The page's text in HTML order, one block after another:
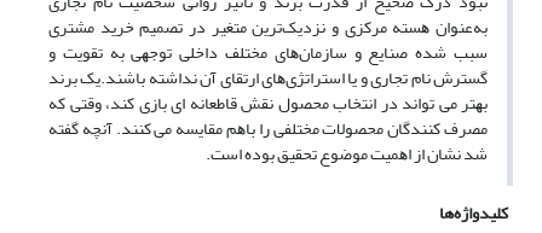
ﺑﻪﻋﻨﻮان ﻫﺴﺘﻪ ﻣﺮﮐﺰی و ﻧﺰدﯾﮏﺗﺮﯾﻦ ﻣﺘﻐﯿﺮ در ﺗﺼﻤﯿﻢ ﺧﺮﯾﺪ ﻣﺸﺘﺮی
ﺳﺒﺐ ﺷﺪه ﺻﻨﺎﯾﻊ و ﺳﺎزﻣﺎنﻫﺎی ﻣﺨﺘﻠﻒ داﺧﻠﯽ ﺗﻮﺟﻬﯽ ﺑﻪ ﺗﻘﻮﯾﺖ و
ﮔﺴﺘﺮش ﻧﺎم ﺗﺠﺎری و ﯾﺎ اﺳﺘﺮاﺗﮋیﻫﺎی ارﺗﻘﺎی آن ﻧﺪاﺷﺘﻪ ﺑﺎﺷﻨﺪ.یک ﺑﺮﻧﺪ
ﺑﻬﺘﺮ ﻣﯽ ﺗﻮاﻧﺪ در اﻧﺘﺨﺎب ﻣﺤﺼﻮل ﻧﻘﺶ ﻗﺎﻃﻌﺎﻧﻪ ای ﺑﺎزی ﮐﻨﺪ، وﻗﺘﯽ ﮐﻪ
ﻣﺼﺮف ﮐﻨﻨﺪﮔﺎن ﻣﺤﺼﻮﻻت ﻣﺨﺘﻠﻔﯽ را ﺑﺎﻫﻢ ﻣﻘﺎﯾﺴﻪ ﻣﯽ ﮐﻨﻨﺪ. آﻧﭽﻪ ﮔﻔﺘﻪ
ﺷﺪ ﻧﺸﺎن از اﻫﻤﯿﺖ ﻣﻮﺿﻮع ﺗﺤﻘﯿﻖ ﺑﻮده است.
کلیدواژه‌ها